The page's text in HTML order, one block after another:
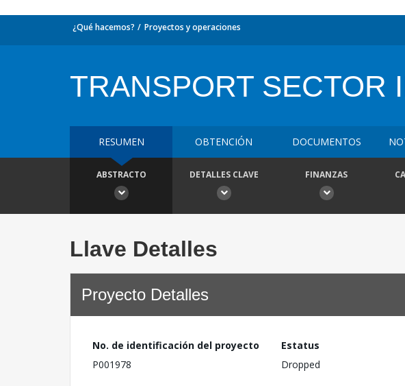
¿Qué hacemos? Proyectos y operaciones
TRANSPORT SECTOR
RESUMEN OBTENCIÓN DOCUMENTOS
ABSTRACTO DETALLES CLAVE FINANZAS
Llave Detalles
Proyecto Detalles
No. de identificación del proyecto
P001978
Estatus
Dropped